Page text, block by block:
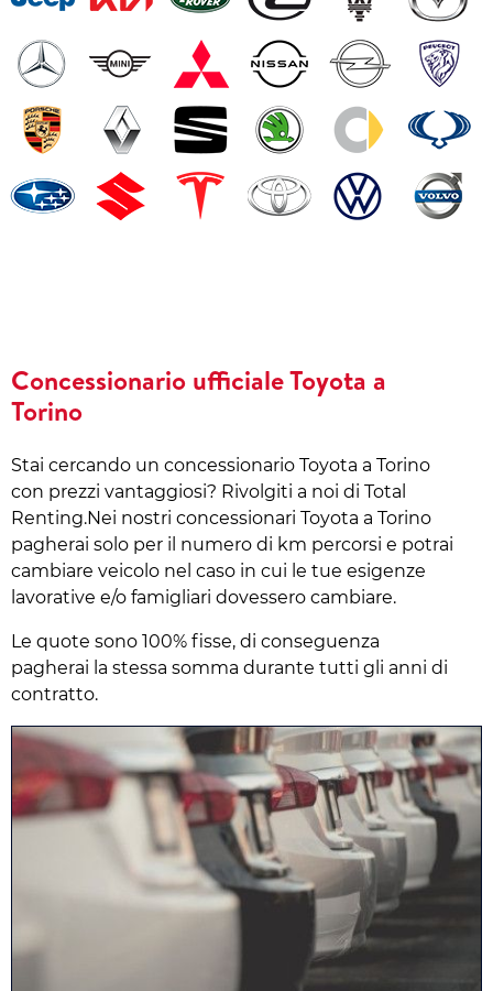
Concessionario ufficiale Toyota a
Torino
Stai cercando un concessionario Toyota a Torino
con prezzi vantaggiosi? Rivolgiti a noi di Total
Renting.Nei nostri concessionari Toyota a Torino
pagherai solo per il numero di km percorsi e potrai
cambiare veicolo nel caso in cui le tue esigenze
lavorative e/o famigliari dovessero cambiare.
Le quote sono 100% fisse, di conseguenza
pagherai la stessa somma durante tutti gli anni di
contratto.